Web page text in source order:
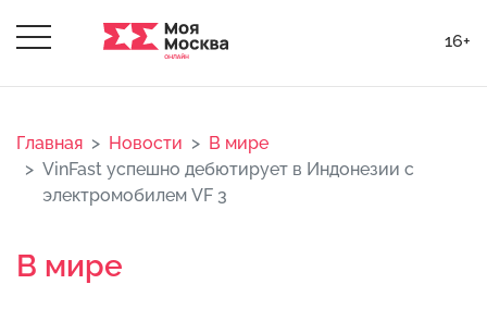
16+
Главная Новости
В мире
VinFast успешно дебютирует в Индонезии с
электромобилем VF 3
В мире